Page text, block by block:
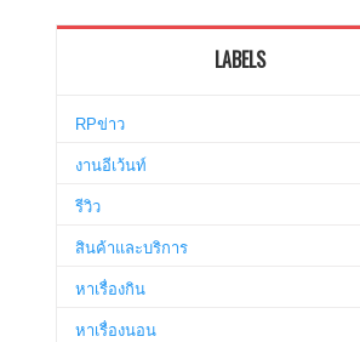
LABELS
RPข่าว
งานอีเว้นท์
รีวิว
สินค้าและบริการ
หาเรื่องกิน
หาเรื่องนอน